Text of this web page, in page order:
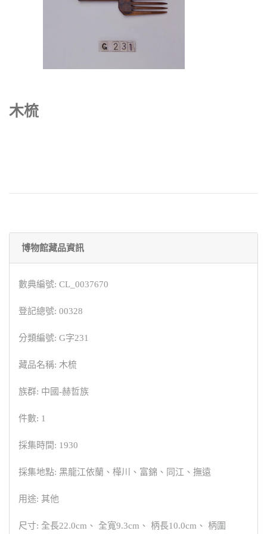
木梳
博物館藏品資訊
數典編號: CL_0037670
登記總號: 00328
分類編號: G字231
藏品名稱: 木梳
族群: 中國-赫哲族
件數: 1
採集時間: 1930
採集地點: 黑龍江依蘭、樺川、富錦、同江、撫遠
用途: 其他
尺寸: 全長22.0cm、 全寬9.3cm、 柄長10.0cm、 柄圍